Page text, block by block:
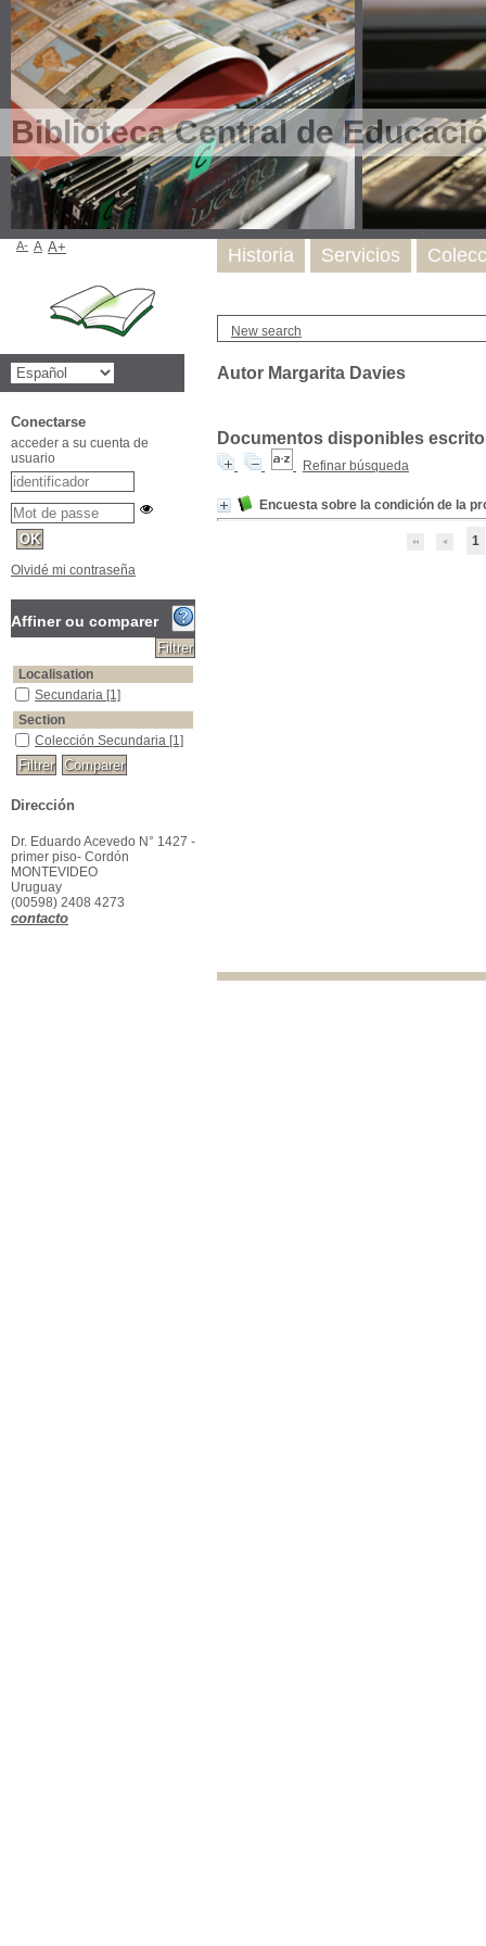
Biblioteca Central de
New search
Autor Margarita Davies
Documentos disponibles
Refinar búsqueda
Encuesta sobre la condición de la
1
Historia Servicios
A- A A+
Conectarse
acceder a su cuenta de
usuario
Olvidé mi contraseña
Affiner ou comparer
Localisation
Secundaria [1]
Section
Colección Secundaria [1]
Dirección
Dr. Eduardo Acevedo N° 1427 -
primer piso- Cordón
MONTEVIDEO
Uruguay
(00598) 2408 4273
contacto